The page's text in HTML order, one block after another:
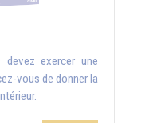
exercer une
vous de donner la